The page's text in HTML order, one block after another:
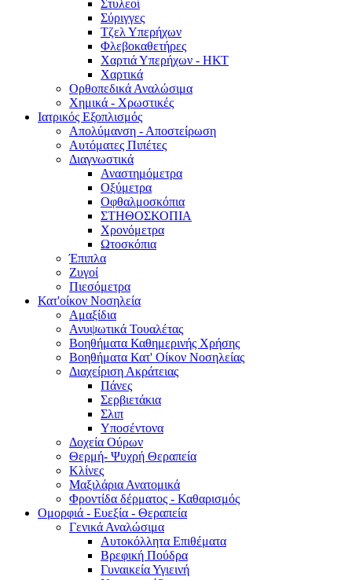
Στυλεοί
Σύριγγες
Τζελ Υπερήχων
Φλεβοκαθετήρες
Χαρτιά Υπερήχων - ΗΚΤ
Χαρτικά
Ορθοπεδικά Αναλώσιμα
Χημικά - Χρωστικές
Ιατρικός Εξοπλισμός
Απολύμανση - Αποστείρωση
Αυτόματες Πιπέτες
Διαγνωστικά
Αναστημόμετρα
Οξύμετρα
Οφθαλμοσκόπια
ΣΤΗΘΟΣΚΟΠΙΑ
Χρονόμετρα
Ωτοσκόπια
Έπιπλα
Ζυγοί
Πιεσόμετρα
Κατ'οίκον Νοσηλεία
Αμαξίδια
Ανυψωτικά Τουαλέτας
Βοηθήματα Καθημερινής Χρήσης
Βοηθήματα Κατ' Οίκον Νοσηλείας
Διαχείριση Ακράτειας
Πάνες
Σερβιετάκια
Σλιπ
Υποσέντονα
Δοχεία Ούρων
Θερμή- Ψυχρή Θεραπεία
Κλίνες
Μαξιλάρια Ανατομικά
Φροντίδα δέρματος - Καθαρισμός
Ομορφιά - Ευεξία - Θεραπεία
Γενικά Αναλώσιμα
Αυτοκόλλητα Επιθέματα
Βρεφική Πούδρα
Γυναικεία Υγιεινή